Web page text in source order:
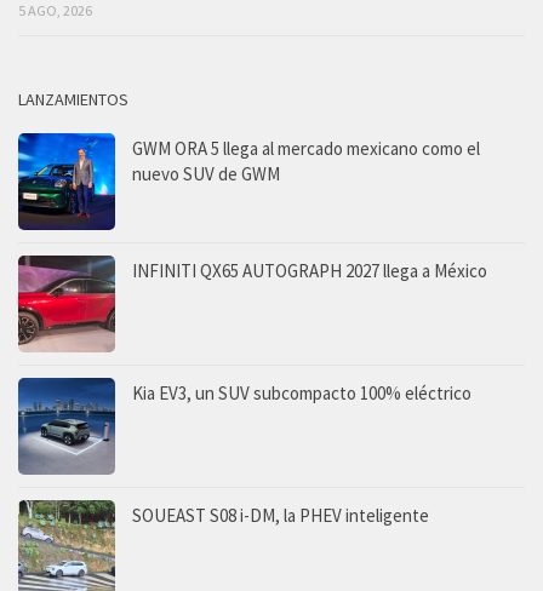
5 AGO, 2026
LANZAMIENTOS
GWM ORA 5 llega al mercado mexicano como el
nuevo SUV de GWM
INFINITI QX65 AUTOGRAPH 2027 llega a México
Kia EV3, un SUV subcompacto 100% eléctrico
SOUEAST S08 i-DM, la PHEV inteligente